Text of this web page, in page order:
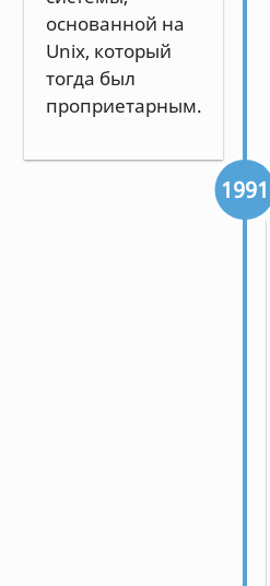
основанной на
Unix, который
тогда был
проприетарным.
1991